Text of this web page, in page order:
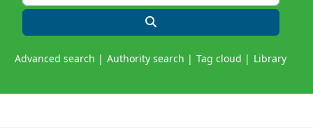
Advanced search Authority search Tag cloud Library